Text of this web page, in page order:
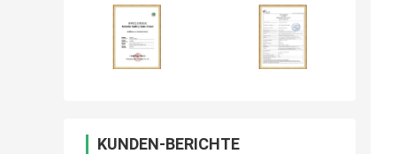
KUNDEN-BERICHTE